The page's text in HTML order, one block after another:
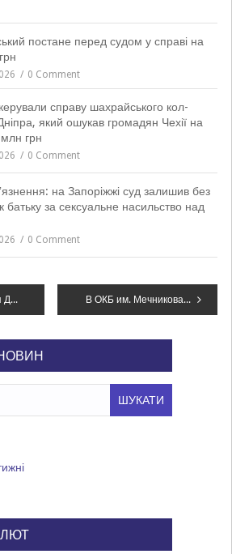
постане перед судом у справі на
0 Comment
справу шахрайського кол-
який ошукав громадян Чехії на
грн
0 Comment
на Запоріжжі суд залишив без
батьку за сексуальне насильство над
0 Comment
Теплопредприятия Днепропетровщины отдали 1,7 млрд грн долгов В ОКБ им. Мечникова пришел в себя боец, подорвавшийся на растяжке